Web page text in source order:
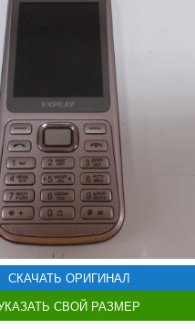
СКАЧАТЬ ОРИГИНАЛ
СВОЙ РАЗМЕР